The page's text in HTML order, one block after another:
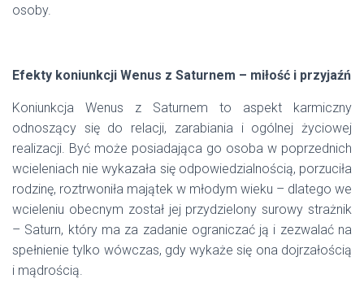
osoby.
Efekty koniunkcji Wenus z Saturnem – miłość i przyjaźń
Koniunkcja Wenus z Saturnem to aspekt karmiczny
odnoszący się do relacji, zarabiania i ogólnej życiowej
realizacji. Być może posiadająca go osoba w poprzednich
wcieleniach nie wykazała się odpowiedzialnością, porzuciła
rodzinę, roztrwoniła majątek w młodym wieku – dlatego we
wcieleniu obecnym został jej przydzielony surowy strażnik
– Saturn, który ma za zadanie ograniczać ją i zezwalać na
spełnienie tylko wówczas, gdy wykaże się ona dojrzałością
i mądrością.